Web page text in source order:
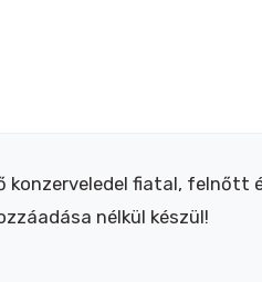
fiatal, felnőtt
nélkül készül!